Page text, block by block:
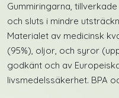
Gummiringarna,
och sluts i mindre
Materialet av medicinsk
(95%), oljor, och syror
godkänt och av
livsmedelssäkerhet. BPA